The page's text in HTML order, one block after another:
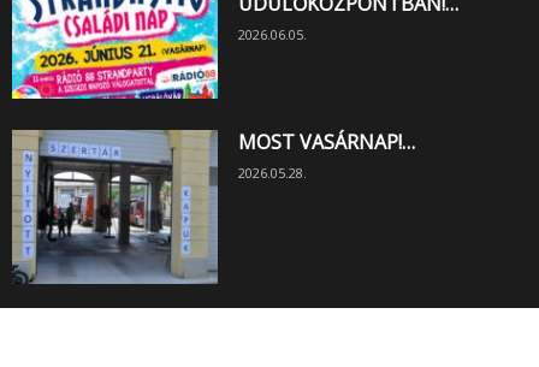
2026.06.05.
MOST VASÁRNAP!…
2026.05.28.